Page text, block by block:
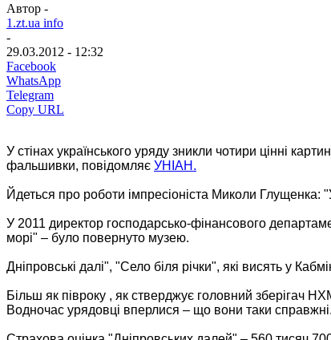
Автор -
1.zt.ua info
-
29.03.2012 - 12:32
Facebook
WhatsApp
Telegram
Copy URL
У стінах українського уряду зникли чотири цінні
фальшивки, повідомляє УНІАН.
Йдеться про роботи імпресіоніста Миколи Глущенка:
У 2011 директор господарсько-фінансового
морі" – було повернуто музею.
Дніпровські далі", "Село біля річки", які висять у
Більш як півроку , як стверджує головний зберігач
Водночас урядовці вперлися – що вони таки справжні.